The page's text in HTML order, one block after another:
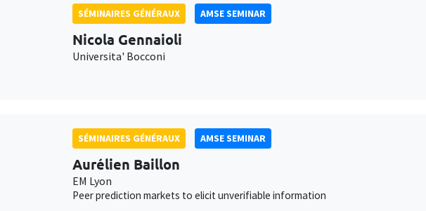
SÉMINAIRES GÉNÉRAUX AMSE SEMINAR
Nicola Gennaioli
Universita' Bocconi
SÉMINAIRES GÉNÉRAUX AMSE SEMINAR
Aurélien Baillon
EM Lyon
Peer prediction markets to elicit unverifiable information